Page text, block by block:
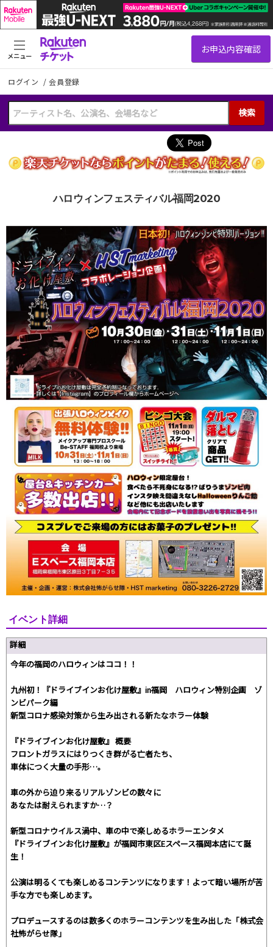
ログイン /会員登録
検索
メニュー
ハロウィンフェスティバル福岡2020
イベント詳細
詳細
今年の福岡のハロウィンはココ！！
九州初！『ドライブインお化け屋敷』in福岡 ハロウィン特別企画 ゾ
ンビパーク編
新型コロナ感染対策から生み出される新たなホラー体験
『ドライブインお化け屋敷』 概要
フロントガラスにはりつくき群がる亡者たち、
車体につく大量の手形…。
車の外から迫り来るリアルゾンビの数々に
あなたは耐えられますか…？
新型コロナウイルス渦中、車の中で楽しめるホラーエンタメ
『ドライブインお化け屋敷』が福岡市東区Eスペース福岡本店にて誕
生！
公演は明るくても楽しめるコンテンツになります！よって暗い場所が苦
手な方でも楽しめます。
プロデュースするのは数多くのホラーコンテンツを生み出した「株式会
社怖がらせ隊」